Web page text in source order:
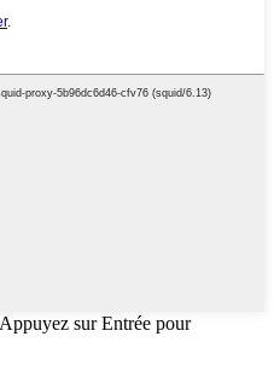
Appuyez sur Entrée pour